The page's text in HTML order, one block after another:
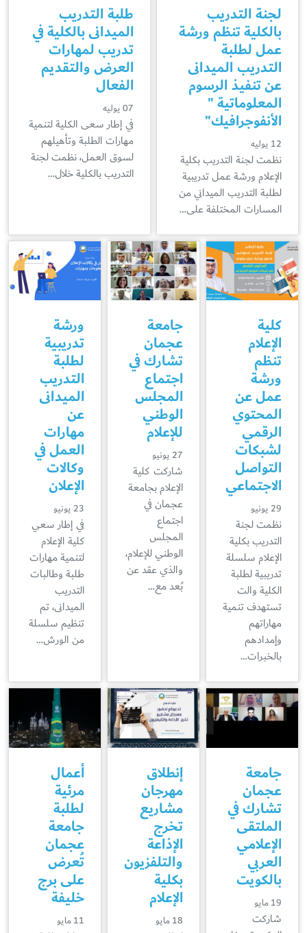
لجنة التدريب
بالكلية تنظم ورشة
عمل لطلبة
التدريب الميدانى
عن تنفيذ الرسوم
المعلوماتية "
الأنفوجرافيك"
12 يوليه
نظمت لجنة التدريب بكلية
الإعلام ورشة عمل تدريبية
لطلبة التدريب الميداني من
المسارات المختلفة على…
طلبة التدريب
الميدانى بالكلية في
تدريب لمهارات
العرض والتقديم
الفعال
07 يوليه
في إطار سعى الكلية لتنمية
مهارات الطلبة وتأهيلهم
لسوق العمل، نظمت لجنة
التدريب بالكلية خلال…
كلية
الإعلام
تنظم
ورشة
عمل عن
المحتوي
الرقمي
لشبكات
التواصل
الاجتماعي
29 يونيو
نظمت لجنة
التدريب بكلية
الإعلام سلسلة
تدريبية لطلبة
الكلية والت
تستهدف تنمية
مهاراتهم
وإمدادهم
بالخبرات…
جامعة
عجمان
تشارك في
اجتماع
المجلس
الوطني
للإعلام
27 يونيو
شاركت كلية
الإعلام بجامعة
عجمان في
اجتماع
المجلس
الوطني للإعلام،
والذي عقد عن
بُعد مع…
ورشة
تدريبية
لطلبة
التدريب
الميدانى
عن
مهارات
العمل في
وكالات
الإعلان
23 يونيو
في إطار سعي
كلية الإعلام
لتنمية مهارات
طلبة وطالبات
التدريب
الميدانى، تم
تنظيم سلسلة
من الورش…
جامعة
عجمان
تشارك في
الملتقى
الإعلامي
العربي
بالكويت
19 مايو
شاركت
إنطلاق
مهرجان
مشاريع
تخرج
الإذاعة
والتلفزيون
بكلية
الإعلام
18 مايو
أعمال
مرئية
لطلبة
جامعة
عجمان
تُعرض
على برج
خليفة
11 مايو